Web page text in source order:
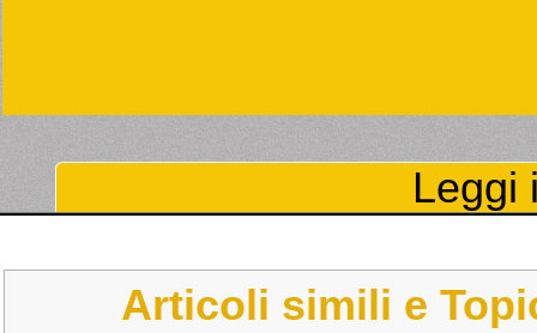
Leggi
Articoli simili e